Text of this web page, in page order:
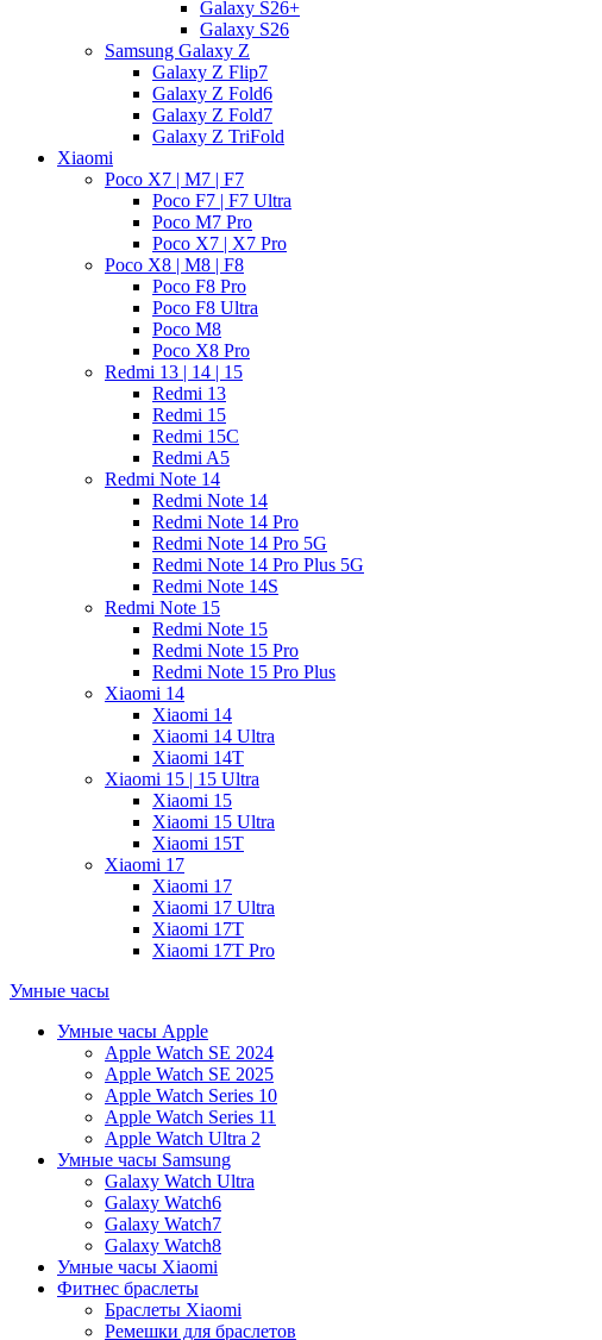
Galaxy S26+
Galaxy S26
Samsung Galaxy Z
Galaxy Z Flip7
Galaxy Z Fold6
Galaxy Z Fold7
Galaxy Z TriFold
Xiaomi
Poco X7 | M7 | F7
Poco F7 | F7 Ultra
Poco M7 Pro
Poco X7 | X7 Pro
Poco X8 | M8 | F8
Poco F8 Pro
Poco F8 Ultra
Poco M8
Poco X8 Pro
Redmi 13 | 14 | 15
Redmi 13
Redmi 15
Redmi 15C
Redmi A5
Redmi Note 14
Redmi Note 14
Redmi Note 14 Pro
Redmi Note 14 Pro 5G
Redmi Note 14 Pro Plus 5G
Redmi Note 14S
Redmi Note 15
Redmi Note 15
Redmi Note 15 Pro
Redmi Note 15 Pro Plus
Xiaomi 14
Xiaomi 14
Xiaomi 14 Ultra
Xiaomi 14T
Xiaomi 15 | 15 Ultra
Xiaomi 15
Xiaomi 15 Ultra
Xiaomi 15T
Xiaomi 17
Xiaomi 17
Xiaomi 17 Ultra
Xiaomi 17T
Xiaomi 17T Pro
Умные часы
Умные часы Apple
Apple Watch SE 2024
Apple Watch SE 2025
Apple Watch Series 10
Apple Watch Series 11
Apple Watch Ultra 2
Умные часы Samsung
Galaxy Watch Ultra
Galaxy Watch6
Galaxy Watch7
Galaxy Watch8
Умные часы Xiaomi
Фитнес браслеты
Браслеты Xiaomi
Ремешки для браслетов